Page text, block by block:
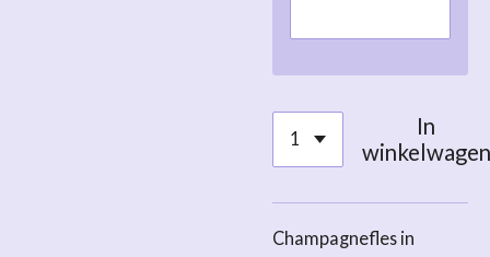
In
winkelwagen
Champagnefles in